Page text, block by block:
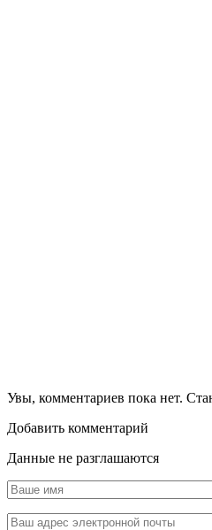
Увы, комментариев пока нет.
Добавить комментарий
Данные не разглашаются